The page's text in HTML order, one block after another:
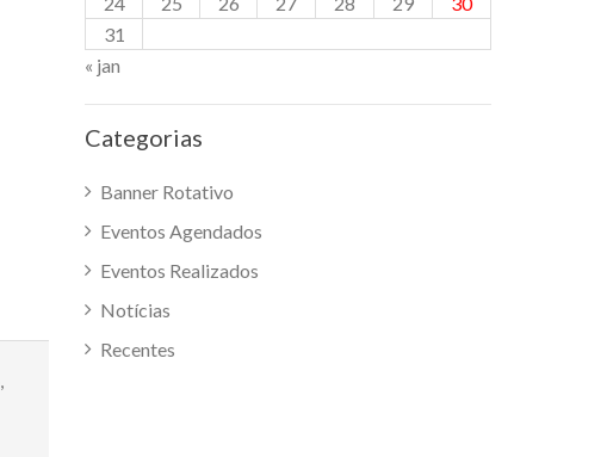
31
« jan
Categorias
Banner Rotativo
Eventos Agendados
Eventos Realizados
Notícias
Recentes